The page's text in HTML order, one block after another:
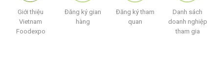
Giới thiệu
Vietnam
Foodexpo
Đăng ký gian
hàng
Đăng ký tham
quan
Danh sách
doanh nghiệp
tham gia